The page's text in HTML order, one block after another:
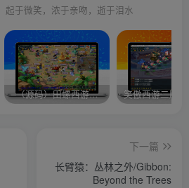
起于微笑，浓于亲吻，逝于泪水
–（源码）田螺西游9.0 假人摆摊18门派飞升渡劫化圣助战最新BB谛听…. 笑傲西游二版-
下一篇
长臂猿：丛林之外/Gibbon:
Beyond the Trees